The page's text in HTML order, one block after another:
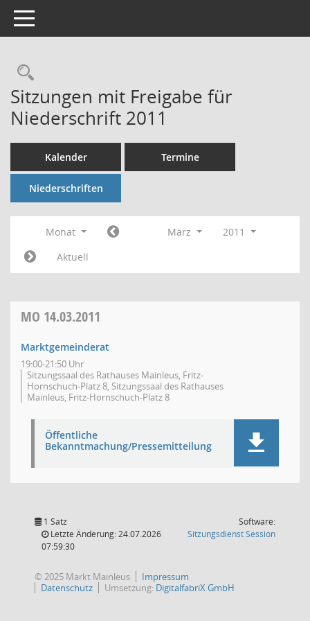
Toggle navigation
Rechercheauswahl
Sitzungen mit Freigabe für
Niederschrift 2011
Kalender Termine
Niederschriften
Monat März
2011
Aktuell
MO 14.03.2011
Marktgemeinderat
19:00-21:50 Uhr
Sitzungssaal des Rathauses Mainleus, Fritz-
Hornschuch-Platz 8, Sitzungssaal des Rathauses
Mainleus, Fritz-Hornschuch-Platz 8
Öffentliche
Bekanntmachung/Pressemitteilung
1 Satz
Letzte Änderung: 24.07.2026
07:59:30
Software:
SitzungsdienstSession(Wird in
© 2025 Markt Mainleus
Impressum
Datenschutz
Umsetzung: DigitalfabriX GmbH